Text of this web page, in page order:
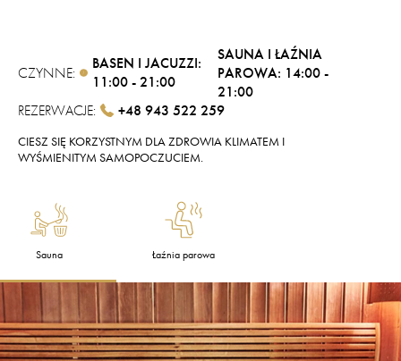
CZYNNE:
BASEN I JACUZZI:
11:00 - 21:00
SAUNA I ŁAŹNIA
PAROWA: 14:00 -
21:00
REZERWACJE:
+48 943 522 259
CIESZ SIĘ KORZYSTNYM DLA ZDROWIA KLIMATEM I
WYŚMIENITYM SAMOPOCZUCIEM.
Sauna Łaźnia parowa